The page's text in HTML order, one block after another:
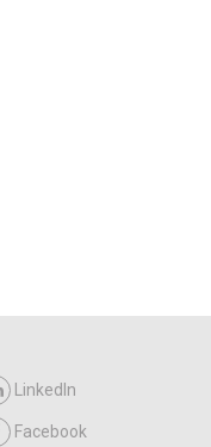
LinkedIn
Facebook